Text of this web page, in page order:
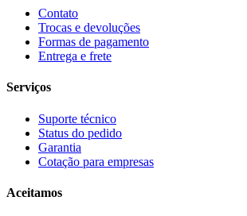
Contato
Trocas e devoluções
Formas de pagamento
Entrega e frete
Serviços
Suporte técnico
Status do pedido
Garantia
Cotação para empresas
Aceitamos